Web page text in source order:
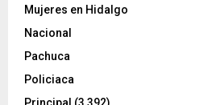
Mujeres en Hidalgo
Nacional
Pachuca
Policiaca